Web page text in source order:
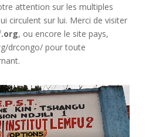
attention sur les multiples
circulent sur lui. Merci de visiter
, ou encore le site pays,
drcongo/pour toute